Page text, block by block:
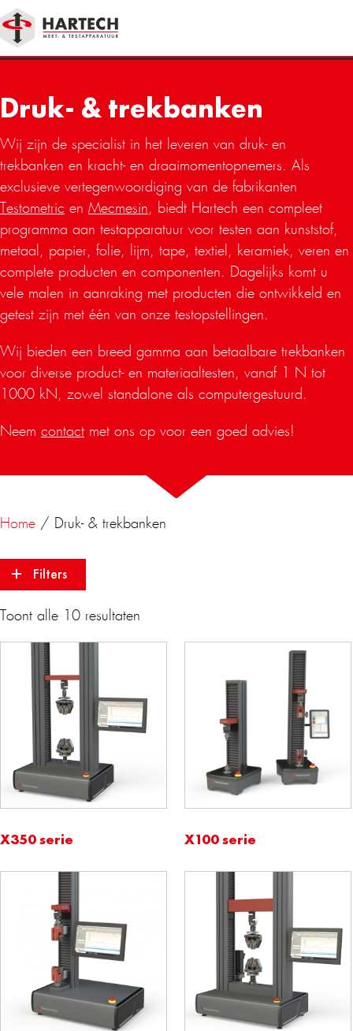
Druk- & trekbanken
Wij zijn de specialist in het leveren van druk- en
trekbanken en kracht- en draaimomentopnemers. Als
exclusieve vertegenwoordiging van de fabrikanten
Testometric en Mecmesin, biedt Hartech een compleet
programma aan testapparatuur voor testen aan kunststof,
metaal, papier, folie, lijm, tape, textiel, keramiek, veren en
complete producten en componenten. Dagelijks komt u
vele malen in aanraking met producten die ontwikkeld en
getest zijn met één van onze testopstellingen.
Wij bieden een breed gamma aan betaalbare trekbanken
voor diverse product- en materiaaltesten, vanaf 1 N tot
1000 kN, zowel standalone als computergestuurd.
Neem contact met ons op voor een goed advies!
Home / Druk- & trekbanken
Filters
Toont alle 10 resultaten
X350 serie X100 serie